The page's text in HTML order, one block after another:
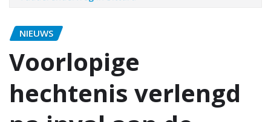
NIEUWS
Voorlopige
hechtenis verlengd